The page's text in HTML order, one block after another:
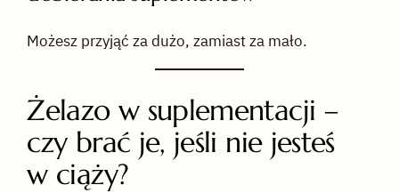
Możesz przyjąć za dużo, zamiast za mało.
Żelazo w suplementacji –
czy brać je, jeśli nie jesteś
w ciąży?